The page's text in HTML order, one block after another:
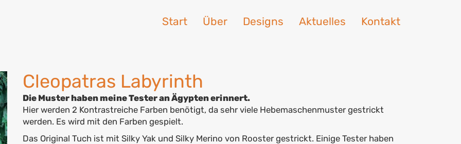
Start Über Designs Aktuelles Kontakt
Cleopatras Labyrinth
Die Muster haben meine Tester an Ägypten erinnert.
Hier werden 2 Kontrastreiche Farben benötigt, da sehr viele Hebemaschenmuster gestrickt
werden. Es wird mit den Farben gespielt.
Das Original Tuch ist mit Silky Yak und Silky Merino von Rooster gestrickt. Einige Tester haben